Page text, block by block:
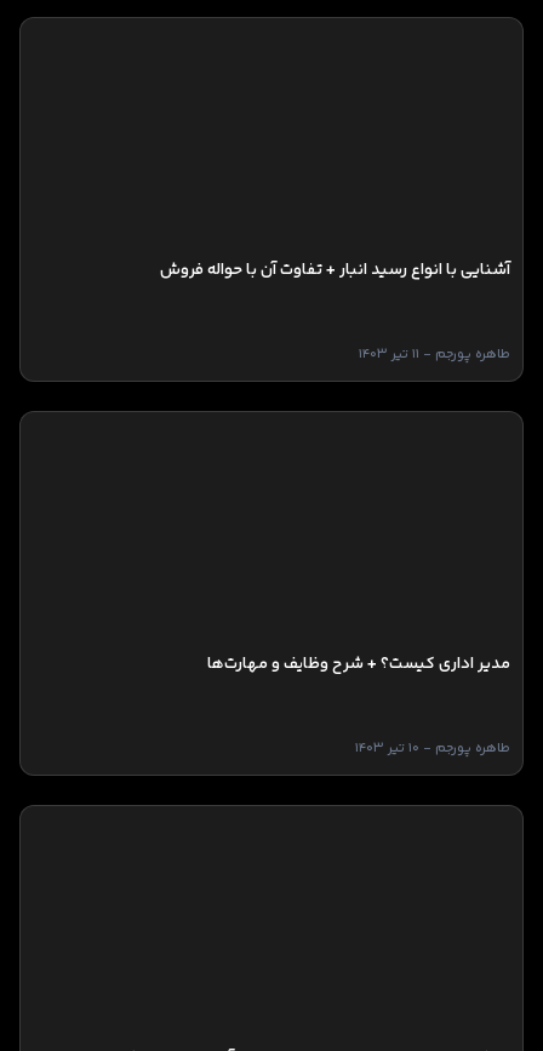
آشنایی با انواع رسید انبار + تفاوت آن با حواله فروش
طاهره پورجم - 11 تیر 1403
مدیر اداری کیست؟ + شرح وظایف و مهارت‌ها
طاهره پورجم - 10 تیر 1403